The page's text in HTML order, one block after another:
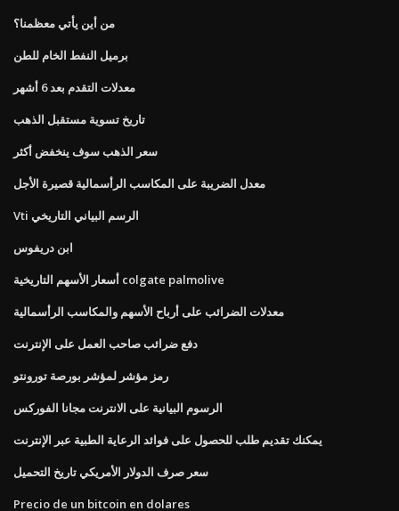
من أين يأتي معظمنا؟
برميل النفط الخام للطن
معدلات التقدم بعد 6 أشهر
تاريخ تسوية مستقبل الذهب
سعر الذهب سوف ينخفض ​​أكثر
معدل الضريبة على المكاسب الرأسمالية قصيرة الأجل
Vti الرسم البياني التاريخي
ابن دريفوس
أسعار الأسهم التاريخية colgate palmolive
معدلات الضرائب على أرباح الأسهم والمكاسب الرأسمالية
دفع ضرائب صاحب العمل على الإنترنت
رمز مؤشر لمؤشر بورصة تورونتو
الرسوم البيانية على الانترنت مجانا الفوركس
يمكنك تقديم طلب للحصول على فوائد الرعاية الطبية عبر الإنترنت
سعر صرف الدولار الأمريكي تاريخ التحميل
Precio de un bitcoin en dolares